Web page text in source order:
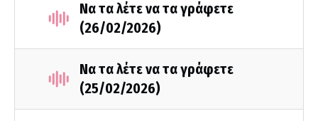
Να τα λέτε να τα γράφετε
(26/02/2026)
Να τα λέτε να τα γράφετε
(25/02/2026)